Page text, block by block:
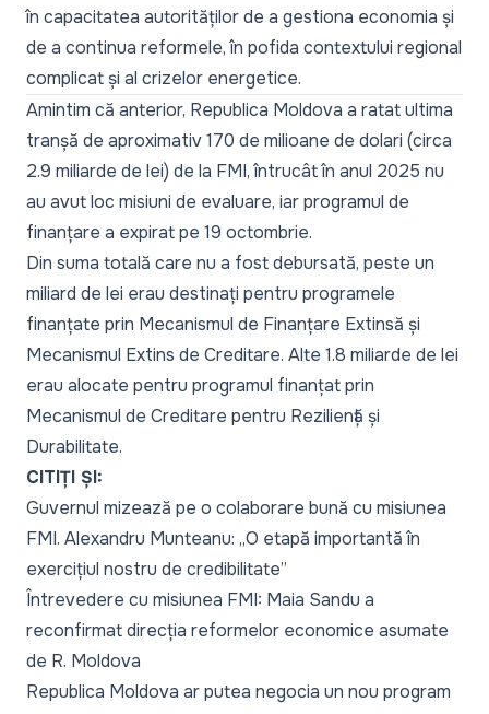
în capacitatea autorităților de a gestiona economia și
de a continua reformele, în pofida contextului regional
complicat și al crizelor energetice.
Amintim că anterior, Republica Moldova a ratat ultima
tranșă de aproximativ 170 de milioane de dolari (circa
2.9 miliarde de lei) de la FMI, întrucât în anul 2025 nu
au avut loc misiuni de evaluare, iar programul de
finanțare a expirat pe 19 octombrie.
Din suma totală care nu a fost debursată, peste un
miliard de lei erau destinați pentru programele
finanțate prin Mecanismul de Finanțare Extinsă și
Mecanismul Extins de Creditare. Alte 1.8 miliarde de lei
erau alocate pentru programul finanțat prin
Mecanismul de Creditare pentru Reziliență și
Durabilitate.
CITIȚI ȘI:
Guvernul mizează pe o colaborare bună cu misiunea
FMI. Alexandru Munteanu: „O etapă importantă în
exercițiul nostru de credibilitate”
Întrevedere cu misiunea FMI: Maia Sandu a
reconfirmat direcția reformelor economice asumate
de R. Moldova
Republica Moldova ar putea negocia un nou program